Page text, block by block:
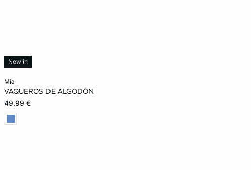
mia
VAQUEROS DE ALGODÓN
49,99 €
New in